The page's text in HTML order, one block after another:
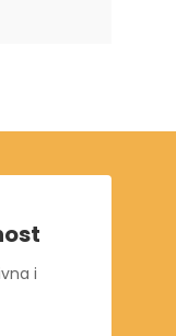
i